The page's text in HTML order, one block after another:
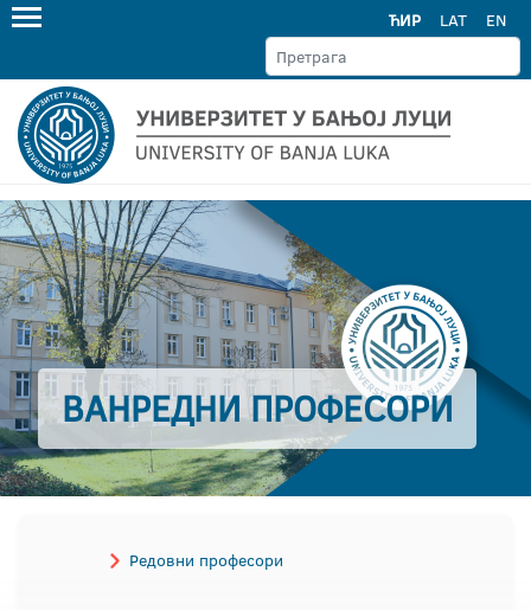
ЋИР LAT EN
ВАНРЕДНИ ПРОФЕСОРИ
Редовни професори